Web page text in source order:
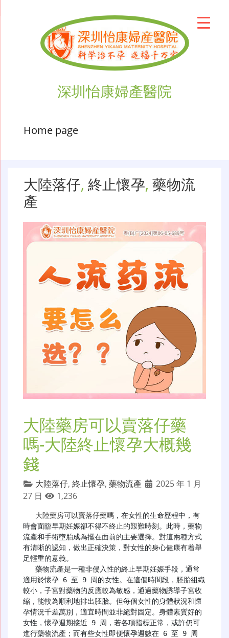
深圳怡康婦產醫院
Home page
大陸落仔, 終止懷孕, 藥物流
產
大陸藥房可以賣落仔藥
嗎-大陸終止懷孕大概幾
錢
大陸落仔, 終止懷孕, 藥物流產
2025 年 1 月
27 日
1,236
大陸藥房可以賣落仔藥嗎 ，在女性的生命歷程中，有
時會面臨早期妊娠卻不得不終止的艱難時刻。此時，藥物
流產和手術墮胎成為擺在面前的主要選擇。對這兩種方式
有清晰的認知，做出正確決策，對女性的身心健康有着舉
足輕重的意義。
適用於懷孕 6 至 9 周的女性。在這個時間段，胚胎組織
較小，子宮對藥物的反應較為敏感，通過藥物誘導子宮收
縮，能較為順利地排出胚胎。但每個女性的身體狀況和懷
孕情況千差萬別，適宜時間並非絕對固定。身體素質好的
女性，懷孕週期接近 9 周，若各項指標正常，或許仍可
進行藥物流產；而有些女性即便懷孕週數在 6 至 9 周